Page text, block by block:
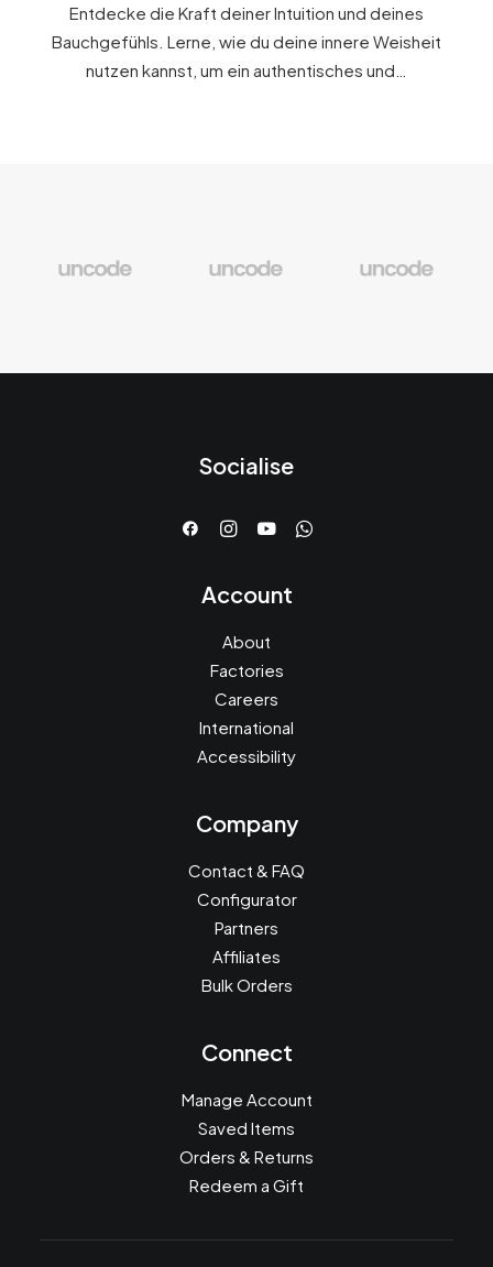
Entdecke die Kraft deiner Intuition und deines
Bauchgefühls. Lerne, wie du deine innere Weisheit
nutzen kannst, um ein authentisches und…
Socialise
Account
About
Factories
Careers
International
Accessibility
Company
Contact & FAQ
Configurator
Partners
Affiliates
Bulk Orders
Connect
Manage Account
Saved Items
Orders & Returns
Redeem a Gift